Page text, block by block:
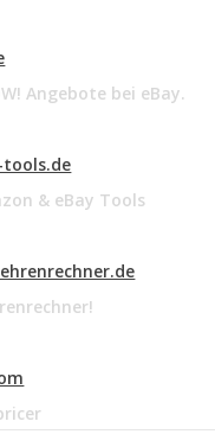
Angebote bei eBay.
& eBay Tools